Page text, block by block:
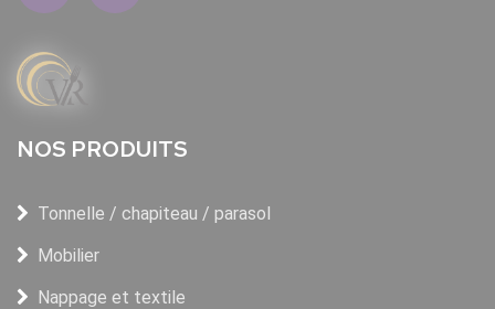
NOS PRODUITS
Tonnelle / chapiteau / parasol
Mobilier
Nappage et textile